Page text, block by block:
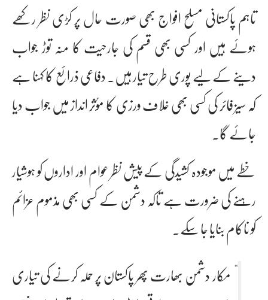
تاہم پاکستانی مسلح افواج بھی صورت حال پر کڑی نظر رکھے
ہوئے ہیں اور کسی بھی قسم کی جارحیت کا منہ توڑ جواب
دینے کے لیے پوری طرح تیار ہیں۔ دفاعی ذرائع کا کہنا ہے
کہ سیز فائر کی کسی بھی خلاف ورزی کا مؤثر انداز میں جواب دیا
جائے گا۔
خطے میں موجودہ کشیدگی کے پیش نظر عوام اور اداروں کو ہوشیار
رہنے کی ضرورت ہے تاکہ دشمن کے کسی بھی مذموم عزائم
کو ناکام بنایا جا سکے۔
مکار دشمن بھارت پھر پاکستان پر حملہ کرنے کی تیاری